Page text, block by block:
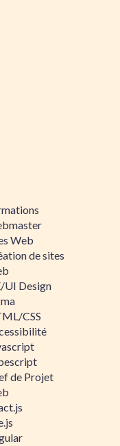
Web
de sites
UI Design
CSS
de Projet